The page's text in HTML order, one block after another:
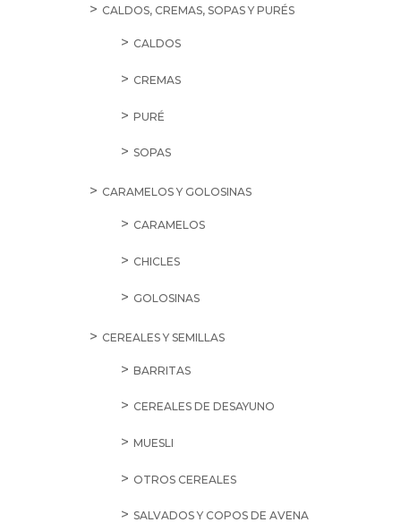
CALDOS, CREMAS, SOPAS Y PURÉS
CALDOS
CREMAS
PURÉ
SOPAS
CARAMELOS Y GOLOSINAS
CARAMELOS
CHICLES
GOLOSINAS
CEREALES Y SEMILLAS
BARRITAS
CEREALES DE DESAYUNO
MUESLI
OTROS CEREALES
SALVADOS Y COPOS DE AVENA